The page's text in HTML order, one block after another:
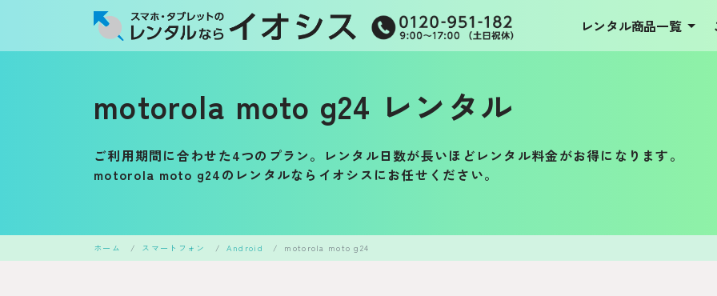
レンタル商品一覧
motorola moto g24 レンタル
ご利用期間に合わせた4つのプラン。レンタル日数が長いほどレンタル料金がお得になります。
motorola moto g24のレンタルならイオシスにお任せください。
ホーム スマートフォン Android motorola moto g24